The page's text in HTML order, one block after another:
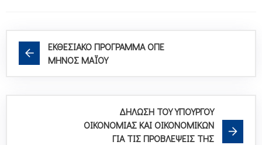
ΕΚΘΕΣΙΑΚΟ ΠΡΟΓΡΑΜΜΑ ΟΠΕ
ΜΗΝΟΣ MAΪOY
ΔΗΛΩΣΗ ΤΟΥ ΥΠΟΥΡΓΟΥ
ΟΙΚΟΝΟΜΙΑΣ ΚΑΙ ΟΙΚΟΝΟΜΙΚΩΝ
ΓΙΑ ΤΙΣ ΠΡΟΒΛΕΨΕΙΣ ΤΗΣ